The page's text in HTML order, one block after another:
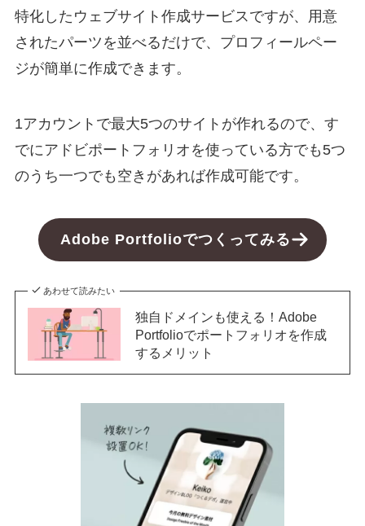
特化したウェブサイト作成サービスですが、用意
されたパーツを並べるだけで、プロフィールペー
ジが簡単に作成できます。
1アカウントで最大5つのサイトが作れるので、す
でにアドビポートフォリオを使っている方でも5つ
のうち一つでも空きがあれば作成可能です。
Adobe Portfolioでつくってみる
あわせて読みたい
独自ドメインも使える！Adobe
Portfolioでポートフォリオを作成
するメリット